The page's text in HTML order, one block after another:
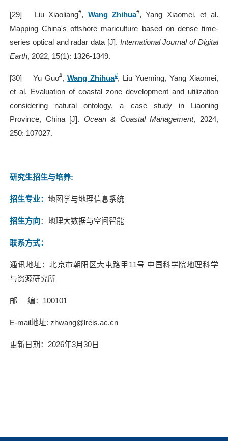
[29] Liu Xiaoliang#, Wang Zhihua#, Yang Xiaomei, et al.
Mapping China's offshore mariculture based on dense time-
series optical and radar data [J]. International Journal of Digital
Earth, 2022, 15(1): 1326-1349.
[30] Yu Guo#,Wang Zhihua#, Liu Yueming, Yang Xiaomei,
et al. Evaluation of coastal zone development and utilization
considering natural ontology, a case study in Liaoning
Province, China [J]. Ocean & Coastal Management, 2024,
250: 107027.
研究生招生与培养:
招生专业：地图学与地理信息系统
招生方向：地理大数据与空间智能
联系方式：
通讯地址：北京市朝阳区大屯路甲11号 中国科学院地理科学
与资源研究所
邮 编： 100101
E-mail地址: zhwang@lreis.ac.cn
更新日期：2026年3月30日